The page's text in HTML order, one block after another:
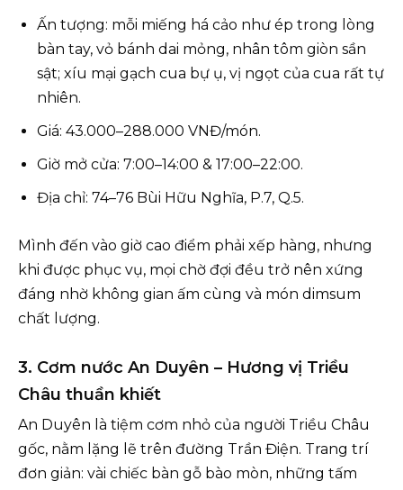
Ấn tượng: mỗi miếng há cảo như ép trong lòng
bàn tay, vỏ bánh dai mỏng, nhân tôm giòn sần
sật; xíu mại gạch cua bự ụ, vị ngọt của cua rất tự
nhiên.
Giá: 43.000–288.000 VNĐ/món.
Giờ mở cửa: 7:00–14:00 & 17:00–22:00.
Địa chỉ: 74–76 Bùi Hữu Nghĩa, P.7, Q.5.
Mình đến vào giờ cao điểm phải xếp hàng, nhưng
khi được phục vụ, mọi chờ đợi đều trở nên xứng
đáng nhờ không gian ấm cùng và món dimsum
chất lượng.
3. Cơm nước An Duyên – Hương vị Triều
Châu thuần khiết
An Duyên là tiệm cơm nhỏ của người Triều Châu
gốc, nằm lặng lẽ trên đường Trần Điện. Trang trí
đơn giản: vài chiếc bàn gỗ bào mòn, những tấm